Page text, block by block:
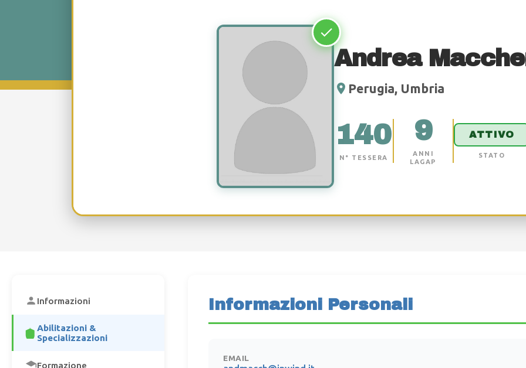
Andrea
Perugia, Umbria
140
N° TESSERA
9
ANNI
LAGAP
ATTIVO
STATO
Informazioni
Abilitazioni &
Specializzazioni
Formazione
Informazioni Personali
EMAIL